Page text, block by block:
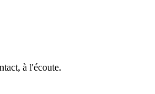
à l'écoute.